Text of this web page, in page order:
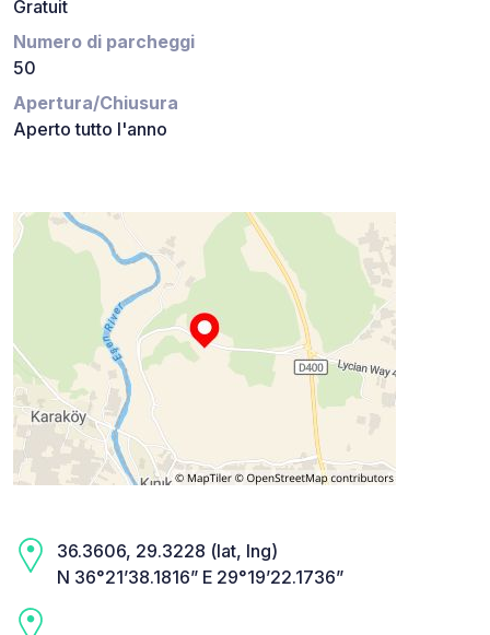
Gratuit
Numero di parcheggi
50
Apertura/Chiusura
Aperto tutto l'anno
36.3606, 29.3228 (lat, lng)
N 36°21’38.1816” E 29°19’22.1736”